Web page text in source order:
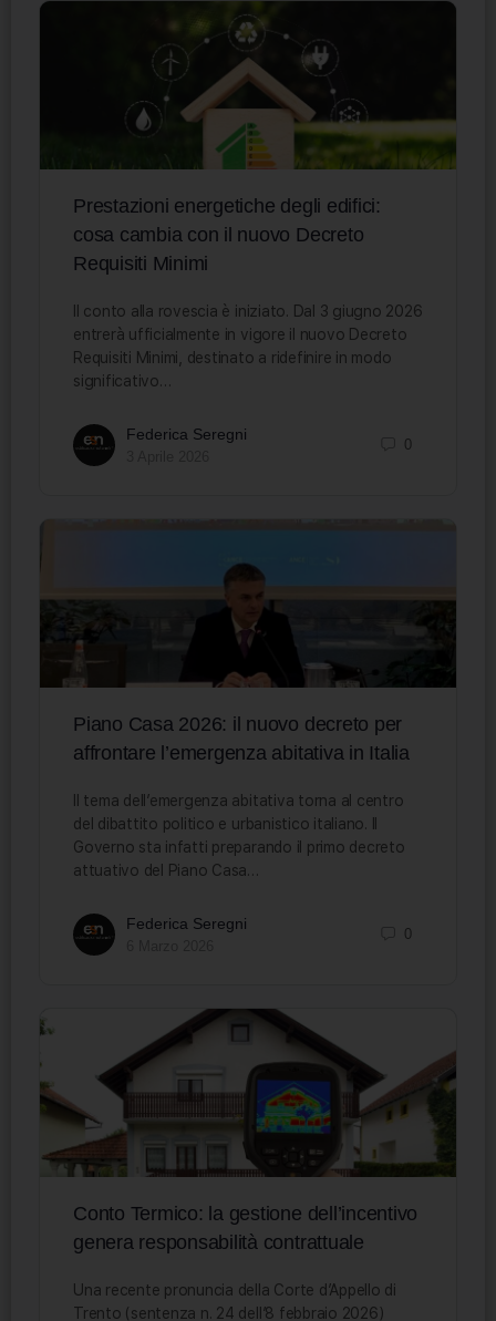
Prestazioni energetiche degli edifici:
cosa cambia con il nuovo Decreto
Requisiti Minimi
Il conto alla rovescia è iniziato. Dal 3 giugno 2026
entrerà ufficialmente in vigore il nuovo Decreto
Requisiti Minimi, destinato a ridefinire in modo
significativo…
Federica Seregni
0
Piano Casa 2026: il nuovo decreto per
affrontare l’emergenza abitativa in Italia
Il tema dell’emergenza abitativa torna al centro
del dibattito politico e urbanistico italiano. Il
Governo sta infatti preparando il primo decreto
attuativo del Piano Casa…
Federica Seregni
0
Conto Termico: la gestione dell’incentivo
genera responsabilità contrattuale
Una recente pronuncia della Corte d’Appello di
Trento (sentenza n. 24 dell’8 febbraio 2026)